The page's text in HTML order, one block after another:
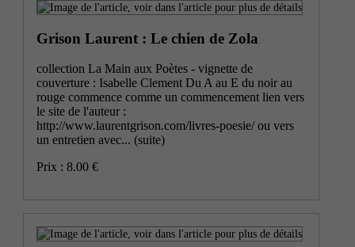
Grison Laurent : Le chien de Zola
collection La Main aux Poètes - vignette de
couverture : Isabelle Clement Du A au E du noir au
rouge commence comme un commencement lien vers
le site de l'auteur :
http://www.laurentgrison.com/livres-poesie/ ou vers
un entretien avec...(suite)
Prix : 8.00 €